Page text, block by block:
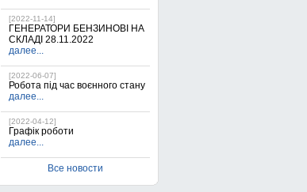
[2022-11-14]
ГЕНЕРАТОРИ БЕНЗИНОВІ НА
СКЛАДІ 28.11.2022
далее...
[2022-06-07]
Робота під час воєнного стану
далее...
[2022-04-12]
Графік роботи
далее...
Все новости